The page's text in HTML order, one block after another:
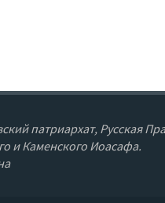
патриархат, Русская
и Каменского Иоасафа.